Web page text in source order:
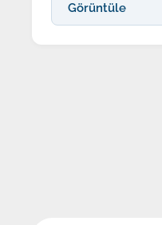
Görüntüle